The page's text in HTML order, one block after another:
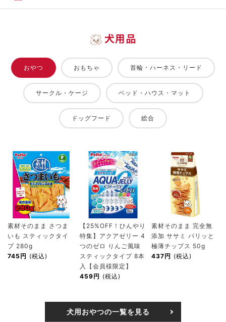
犬用品
おやつ おもちゃ 首輪・ハーネス・リード
サークル・ケージ ベッド・ハウス・マット
ドッグフード 総合
素材そのまま さつま
いも スティックタイ
プ 280g
745円 (税込)
【25%OFF！ひんやり
特集】アクアゼリー 4
つのゼロ りんご風味
スティックタイプ 8本
入【会員様限定】
459円 (税込)
素材そのまま 完全無
添加 ササミ パリッと
極薄チップス 50g
437円 (税込)
犬用おやつの一覧を見る